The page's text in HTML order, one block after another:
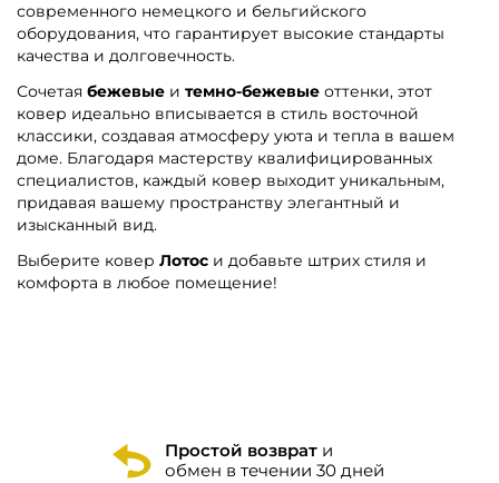
современного немецкого и бельгийского
оборудования, что гарантирует высокие стандарты
качества и долговечность.
Сочетая бежевые и темно-бежевые оттенки, этот
ковер идеально вписывается в стиль восточной
классики, создавая атмосферу уюта и тепла в вашем
доме. Благодаря мастерству квалифицированных
специалистов, каждый ковер выходит уникальным,
придавая вашему пространству элегантный и
изысканный вид.
Выберите ковер Лотос и добавьте штрих стиля и
комфорта в любое помещение!
Простой возврати
обмен в течении 30 дней